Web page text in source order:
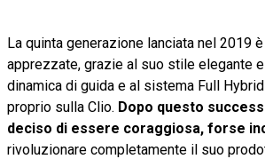
La quinta generazione lanciata nel 2019
apprezzate, grazie al suo stile elegante e
dinamica di guida e al sistema Full
proprio sulla Clio. Dopo questo
deciso di essere coraggiosa, forse
rivoluzionare completamente il suo